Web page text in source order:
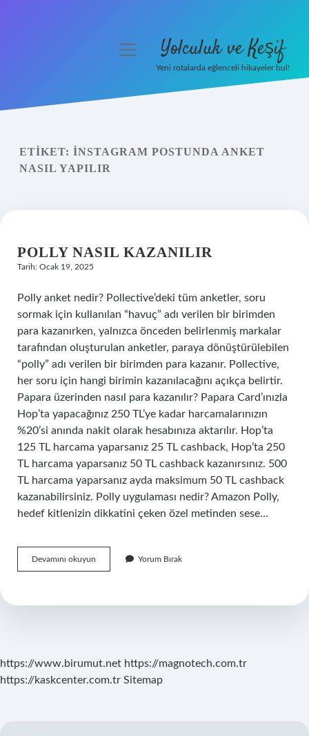
Yasal Uyarı
menüyü Yolculuk ve Keşif
Yeni rotalarda eğlenceli hikayeler bul!
ETIKET: İNSTAGRAM POSTUNDA ANKET
NASIL YAPILIR
POLLY NASIL KAZANILIR
Tarih: Ocak 19, 2025
Polly anket nedir? Pollective’deki tüm anketler, soru
sormak için kullanılan “havuç” adı verilen bir birimden
para kazanırken, yalnızca önceden belirlenmiş markalar
tarafından oluşturulan anketler, paraya dönüştürülebilen
“polly” adı verilen bir birimden para kazanır. Pollective,
her soru için hangi birimin kazanılacağını açıkça belirtir.
Papara üzerinden nasıl para kazanılır? Papara Card’ınızla
Hop’ta yapacağınız 250 TL’ye kadar harcamalarınızın
%20’si anında nakit olarak hesabınıza aktarılır. Hop’ta
125 TL harcama yaparsanız 25 TL cashback, Hop’ta 250
TL harcama yaparsanız 50 TL cashback kazanırsınız. 500
TL harcama yaparsanız ayda maksimum 50 TL cashback
kazanabilirsiniz. Polly uygulaması nedir? Amazon Polly,
hedef kitlenizin dikkatini çeken özel metinden sese…
Devamını okuyun
Nasıl
Yorum Bırak
https://www.birumut.net https://magnotech.com.tr
https://kaskcenter.com.tr Sitemap